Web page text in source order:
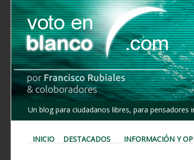
Un blog para ciudadanos libres, para pensadores
INICIO DESTACADOS INFORMACIÓN Y